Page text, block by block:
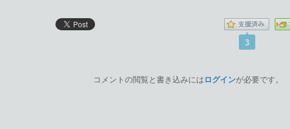
3
コメントの閲覧と書き込みには ログインが必要です。